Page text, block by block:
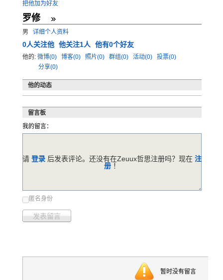
把他加为好友
罗修
男 详细个人资料
0人关注他 他关注1人 他有0个好友
他的: 微博(0) 博客(0) 照片(0) 群组(0) 活动(0)
投票(0)
分享(0)
他的动态
留言板
我的留言：
匿名身份
发表留言
请 登录 后发表评论。还没有在Zeuux哲思注册吗？现在 注
册 ！
暂时没有留言